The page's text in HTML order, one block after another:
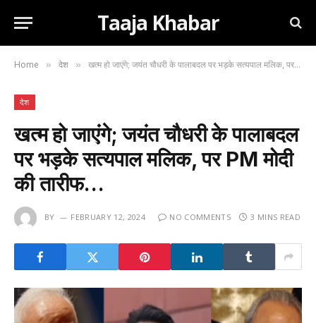
Taaja Khabar
Home » देश » खत्म हो जाएंगे; जयंत चौधरी के पालाबदल पर भड़के सत्यपाल मलिक, पर PM मोदी की तारीफ…
देश
खत्म हो जाएंगे; जयंत चौधरी के पालाबदल
पर भड़के सत्यपाल मलिक, पर PM मोदी
की तारीफ…
BY FEBRUARY 12, 2024 NO COMMENTS 3 MINS READ